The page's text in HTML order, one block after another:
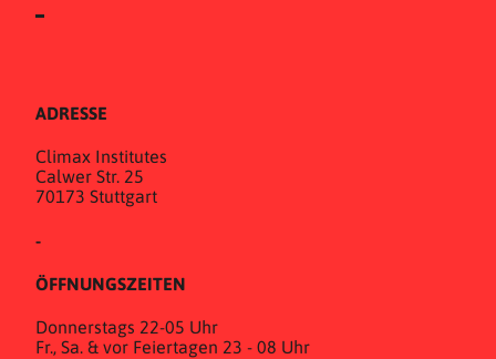
ADRESSE
Climax Institutes
Calwer Str. 25
70173 Stuttgart
-
ÖFFNUNGSZEITEN
Donnerstags 22-05 Uhr
Fr., Sa. & vor Feiertagen 23 - 08 Uhr